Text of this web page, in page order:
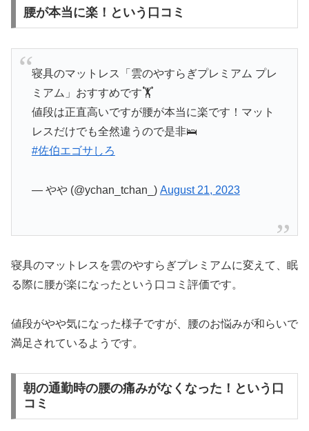
腰が本当に楽！という口コミ
寝具のマットレス「雲のやすらぎプレミアム プレ
ミアム」おすすめです🏋️
値段は正直高いですが腰が本当に楽です！マット
レスだけでも全然違うので是非🛌
#佐伯エゴサしろ
— やや (@ychan_tchan_) August 21, 2023
寝具のマットレスを雲のやすらぎプレミアムに変えて、眠
る際に腰が楽になったという口コミ評価です。
値段がやや気になった様子ですが、腰のお悩みが和らいで
満足されているようです。
朝の通勤時の腰の痛みがなくなった！という口
コミ